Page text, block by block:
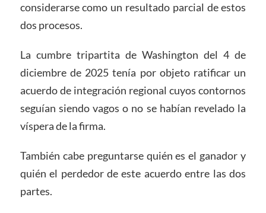
considerarse como un resultado parcial de estos
dos procesos.
La cumbre tripartita de Washington del 4 de
diciembre de 2025 tenía por objeto ratificar un
acuerdo de integración regional cuyos contornos
seguían siendo vagos o no se habían revelado la
víspera de la firma.
También cabe preguntarse quién es el ganador y
quién el perdedor de este acuerdo entre las dos
partes.